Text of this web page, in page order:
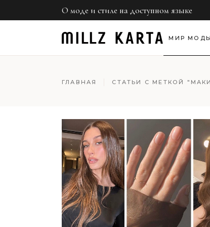
О моде и стиле на доступном языке
МИР МОДЫ
Неделя моды
ГЛАВНАЯ СТАТЬИ С МЕТКОЙ